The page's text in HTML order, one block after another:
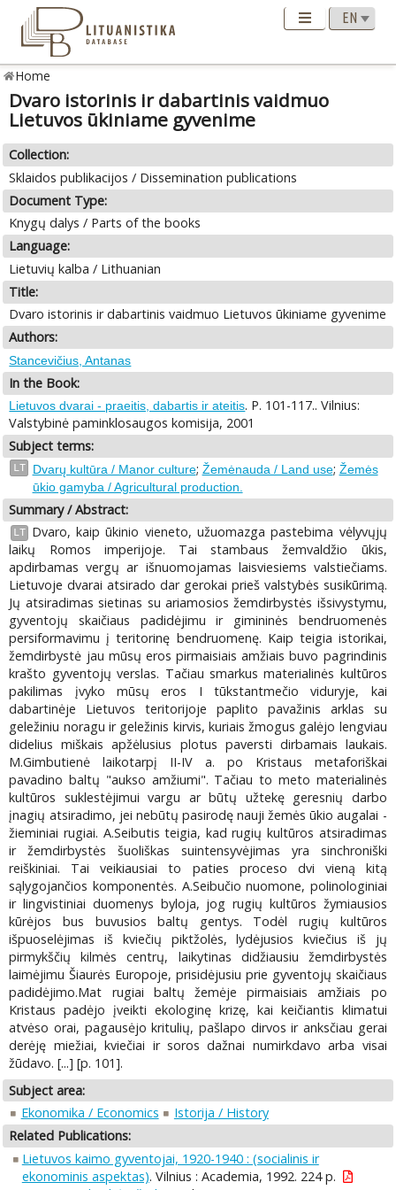
Home
Dvaro istorinis ir dabartinis vaidmuo
Lietuvos ūkiniame gyvenime
Collection:
Sklaidos publikacijos / Dissemination publications
Document Type:
Knygų dalys / Parts of the books
Language:
Lietuvių kalba / Lithuanian
Title:
Dvaro istorinis ir dabartinis vaidmuo Lietuvos ūkiniame gyvenime
Authors:
Stancevičius, Antanas
In the Book:
Lietuvos dvarai - praeitis, dabartis ir ateitis. P. 101-117.. Vilnius:
Valstybinė paminklosaugos komisija, 2001
Subject terms:
LT Dvarų kultūra / Manor culture; Žemėnauda / Land use; Žemės
ūkio gamyba / Agricultural production.
Summary / Abstract:
LT
Dvaro, kaip ūkinio vieneto, užuomazga pastebima vėlyvųjų
laikų Romos imperijoje. Tai stambaus žemvaldžio ūkis,
apdirbamas vergų ar išnuomojamas laisviesiems valstiečiams.
Lietuvoje dvarai atsirado dar gerokai prieš valstybės susikūrimą.
Jų atsiradimas sietinas su ariamosios žemdirbystės išsivystymu,
gyventojų skaičiaus padidėjimu ir gimininės bendruomenės
persiformavimu į teritorinę bendruomenę. Kaip teigia istorikai,
žemdirbystė jau mūsų eros pirmaisiais amžiais buvo pagrindinis
krašto gyventojų verslas. Tačiau smarkus materialinės kultūros
pakilimas įvyko mūsų eros I tūkstantmečio viduryje, kai
dabartinėje Lietuvos teritorijoje paplito pavažinis arklas su
geležiniu noragu ir geležinis kirvis, kuriais žmogus galėjo lengviau
didelius miškais apžėlusius plotus paversti dirbamais laukais.
M.Gimbutienė laikotarpį II-IV a. po Kristaus metaforiškai
pavadino baltų "aukso amžiumi". Tačiau to meto materialinės
kultūros suklestėjimui vargu ar būtų užtekę geresnių darbo
įnagių atsiradimo, jei nebūtų pasirodę nauji žemės ūkio augalai -
žieminiai rugiai. A.Seibutis teigia, kad rugių kultūros atsiradimas
ir žemdirbystės šuoliškas suintensyvėjimas yra sinchroniški
reiškiniai. Tai veikiausiai to paties proceso dvi vieną kitą
sąlygojančios komponentės. A.Seibučio nuomone, polinologiniai
ir lingvistiniai duomenys byloja, jog rugių kultūros žymiausios
kūrėjos bus buvusios baltų gentys. Todėl rugių kultūros
išpuoselėjimas iš kviečių piktžolės, lydėjusios kviečius iš jų
pirmykščių kilmės centrų, laikytinas didžiausiu žemdirbystės
laimėjimu Šiaurės Europoje, prisidėjusiu prie gyventojų skaičiaus
padidėjimo.Mat rugiai baltų žemėje pirmaisiais amžiais po
Kristaus padėjo įveikti ekologinę krizę, kai keičiantis klimatui
atvėso orai, pagausėjo kritulių, pašlapo dirvos ir anksčiau gerai
derėję miežiai, kviečiai ir soros dažnai numirkdavo arba visai
žūdavo. [...] [p. 101].
Subject area:
Ekonomika / Economics
Istorija / History
Related Publications:
Lietuvos kaimo gyventojai, 1920-1940 : (socialinis ir
ekonominis aspektas). Vilnius : Academia, 1992. 224 p.